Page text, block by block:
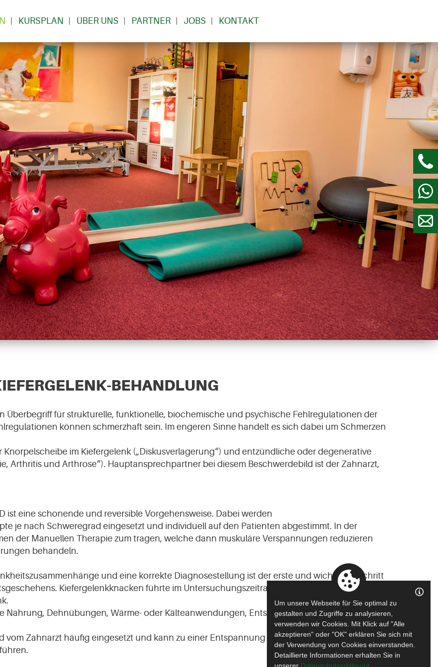
KURSPLAN ÜBER UNS PARTNER JOBS KONTAKT
BEHANDLUNG
Überbegriff für strukturelle, funktionelle, biochemische und psychische Fehlregulationen der
können schmerzhaft sein. Im engeren Sinne handelt es sich dabei um Schmerzen
Knorpelscheibe im Kiefergelenk („Diskusverlagerung“) und entzündliche oder degenerative
Arthritis und Arthrose“). Hauptansprechpartner bei diesem Beschwerdebild ist der Zahnarzt,
eine schonende und reversible Vorgehensweise. Dabei werden
je nach Schweregrad eingesetzt und individuell auf den Patienten abgestimmt. In der
der Manuellen Therapie zum tragen, welche dann muskuläre Verspannungen reduzieren
behandeln.
und eine korrekte Diagnosestellung ist der erste und wichtigste Schritt
Kiefergelenkknacken führte im Untersuchungszeitraum nach einer Studie mit 454
Nahrung, Dehnübungen, Wärme- oder Kälteanwendungen, Entspannungsübungen oder
vom Zahnarzt häufig eingesetzt und kann zu einer Entspannung der Kau- und Kopfmuskulatur
Um unsere Webseite für Sie optimal zu
gestalten und Zugriffe zu analysieren,
verwenden wir Cookies. Mit Klick auf "Alle
akzeptieren" oder "OK" erklären Sie sich mit
der Verwendung von Cookies einverstanden.
Detaillierte Informationen erhalten Sie in